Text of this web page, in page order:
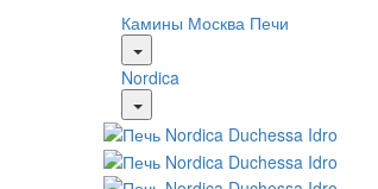
Камины Москва Печи
Nordica